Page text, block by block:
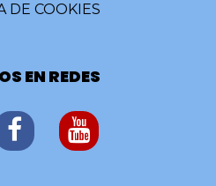
DE COOKIES
EN REDES